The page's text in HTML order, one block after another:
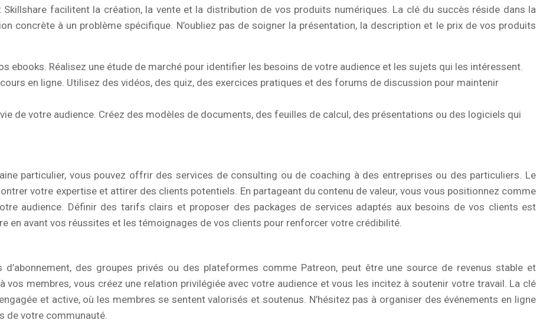
Skillshare facilitent la création, la vente et la distribution de vos produits numériques. La clé du succès réside dans la
concrète à un problème spécifique. N’oubliez pas de soigner la présentation, la description et le prix de vos produits
ebooks. Réalisez une étude de marché pour identifier les besoins de votre audience et les sujets qui les intéressent.
en ligne. Utilisez des vidéos, des quiz, des exercices pratiques et des forums de discussion pour maintenir
de votre audience. Créez des modèles de documents, des feuilles de calcul, des présentations ou des logiciels qui
particulier, vous pouvez offrir des services de consulting ou de coaching à des entreprises ou des particuliers. Le
votre expertise et attirer des clients potentiels. En partageant du contenu de valeur, vous vous positionnez comme
audience. Définir des tarifs clairs et proposer des packages de services adaptés aux besoins de vos clients est
en avant vos réussites et les témoignages de vos clients pour renforcer votre crédibilité.
d’abonnement, des groupes privés ou des plateformes comme Patreon, peut être une source de revenus stable et
membres, vous créez une relation privilégiée avec votre audience et vous les incitez à soutenir votre travail. La clé
et active, où les membres se sentent valorisés et soutenus. N’hésitez pas à organiser des événements en ligne
de votre communauté.